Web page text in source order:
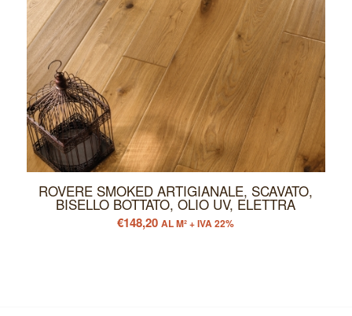
ROVERE SMOKED ARTIGIANALE, SCAVATO,
BISELLO BOTTATO, OLIO UV, ELETTRA
€148,20 AL M² + IVA 22%